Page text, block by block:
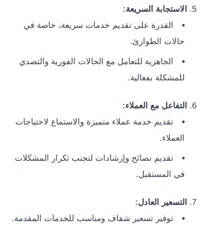
الاستجابة السريعة:
القدرة على تقديم خدمات سريعة، خاصة في
حالات الطوارئ.
الجاهزية للتعامل مع الحالات الفورية والتصدي
للمشكلة بفعالية.
التفاعل مع العملاء:
تقديم خدمة عملاء متميزة والاستماع لاحتياجات
تقديم نصائح وإرشادات لتجنب تكرار المشكلات
في المستقبل.
التسعير العادل:
توفير تسعير شفاف ومناسب للخدمات المقدمة.